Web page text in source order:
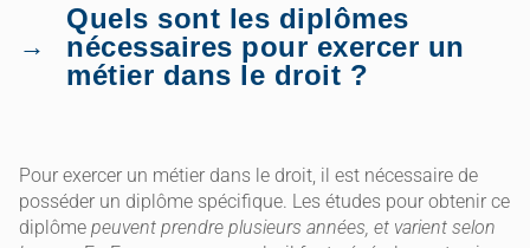
Quels sont les diplômes
nécessaires pour exercer un
métier dans le droit ?
Pour exercer un métier dans le droit, il est nécessaire de
posséder un diplôme spécifique. Les études pour obtenir ce
diplôme peuvent prendre plusieurs années, et varient selon